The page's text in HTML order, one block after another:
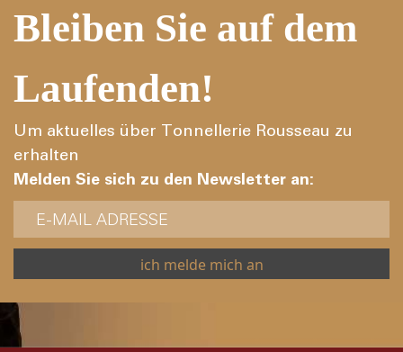
Bleiben Sie auf dem
Laufenden!
Um aktuelles über Tonnellerie Rousseau zu
erhalten
Melden Sie sich zu den Newsletter an: